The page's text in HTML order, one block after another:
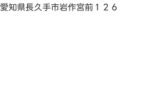
愛知県長久手市岩作宮前１２６